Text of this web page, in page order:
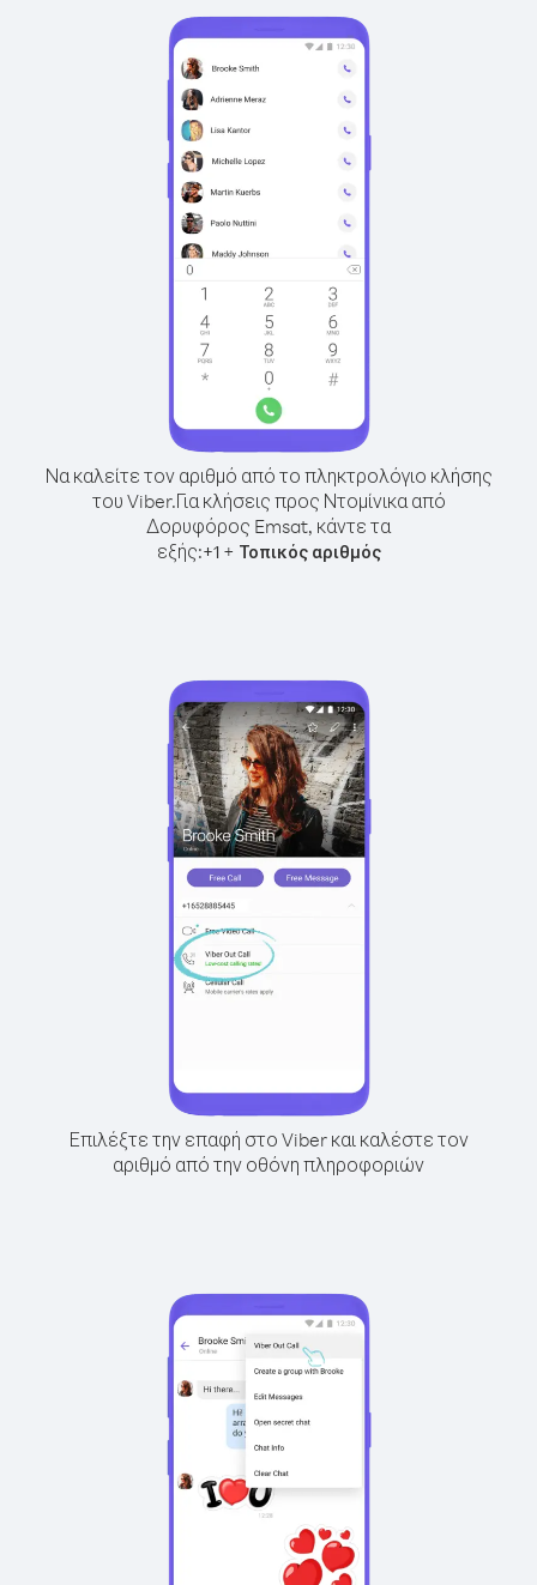
Να καλείτε τον αριθμό από το πληκτρολόγιο κλήσης
του Viber.Για κλήσεις προς Ντομίνικα από
Δορυφόρος Emsat, κάντε τα
εξής:+1+ Τοπικός αριθμός
Επιλέξτε την επαφή στο Viber και καλέστε τον
αριθμό από την οθόνη πληροφοριών